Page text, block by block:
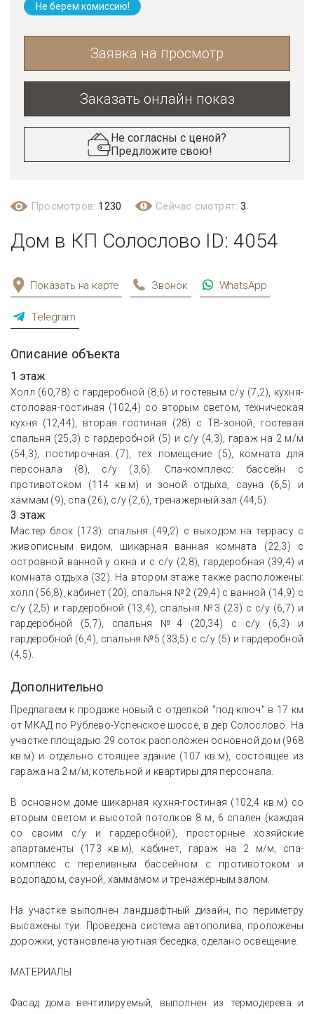
Не берем комиссию!
Заявка на просмотр
Заказать онлайн показ
Не согласны с ценой?
Предложите свою!
Просмотров: 1230 Сейчас смотрят:3
Дом в КП Солослово ID: 4054
Показать на карте Звонок WhatsApp
Telegram
Описание объекта
1 этаж
Холл (60,78) с гардеробной (8,6) и гостевым с/у (7,2), кухня-
столовая-гостиная (102,4) со вторым светом, техническая
кухня (12,44), вторая гостиная (28) с ТВ-зоной, гостевая
спальня (25,3) с гардеробной (5) и с/у (4,3), гараж на 2 м/м
(54,3), постирочная (7), тех помещение (5), комната для
персонала (8), с/у (3,6). Спа-комплекс: бассейн с
противотоком (114 кв.м) и зоной отдыха, сауна (6,5) и
хаммам (9), спа (26), с/у (2,6), тренажерный зал (44,5).
3 этаж
Мастер блок (173): спальня (49,2) с выходом на террасу с
живописным видом, шикарная ванная комната (22,3) с
островной ванной у окна и с с/у (2,8), гардеробная (39,4) и
комната отдыха (32). На втором этаже также расположены:
холл (56,8), кабинет (20), спальня №2 (29,4) с ванной (14,9) с
с/у (2,5) и гардеробной (13,4), спальня №3 (23) с с/у (6,7) и
гардеробной (5,7), спальня №4 (20,34) с с/у (6,3) и
гардеробной (6,4), спальня №5 (33,5) с с/у (5) и гардеробной
(4,5).
Дополнительно
Предлагаем к продаже новый с отделкой "под ключ" в 17 км
от МКАД по Рублево-Успенское шоссе, в дер Солослово. На
участке площадью 29 соток расположен основной дом (968
кв.м) и отдельно стоящее здание (107 кв.м), состоящее из
гаража на 2 м/м, котельной и квартиры для персонала.
В основном доме шикарная кухня-гостиная (102,4 кв.м) со
вторым светом и высотой потолков 8 м, 6 спален (каждая
со своим с/у и гардеробной), просторные хозяйские
апартаменты (173 кв.м), кабинет, гараж на 2 м/м, спа-
комплекс с переливным бассейном с противотоком и
водопадом, сауной, хаммамом и тренажерным залом.
На участке выполнен ландшафтный дизайн, по периметру
высажены туи. Проведена система автополива, проложены
дорожки, установлена уютная беседка, сделано освещение.
МАТЕРИАЛЫ
Фасад дома вентилируемый, выполнен из термодерева и